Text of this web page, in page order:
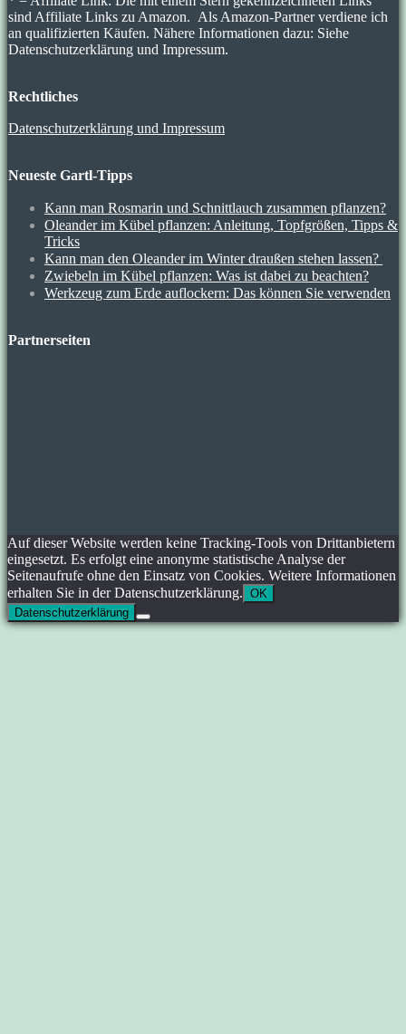
sind Affiliate Links zu Amazon. Als Amazon-Partner verdiene ich
an qualifizierten Käufen. Nähere Informationen dazu: Siehe
Datenschutzerklärung und Impressum.
Rechtliches
Datenschutzerklärung und Impressum
Neueste Gartl-Tipps
Kann man Rosmarin und Schnittlauch zusammen pflanzen?
Oleander im Kübel pflanzen: Anleitung, Topfgrößen, Tipps &
Tricks
Kann man den Oleander im Winter draußen stehen lassen?
Zwiebeln im Kübel pflanzen: Was ist dabei zu beachten?
Werkzeug zum Erde auflockern: Das können Sie verwenden
Partnerseiten
Auf dieser Website werden keine Tracking-Tools von Drittanbietern
eingesetzt. Es erfolgt eine anonyme statistische Analyse der
Seitenaufrufe ohne den Einsatz von Cookies. Weitere Informationen
erhalten Sie in der Datenschutzerklärung. OK
Datenschutzerklärung